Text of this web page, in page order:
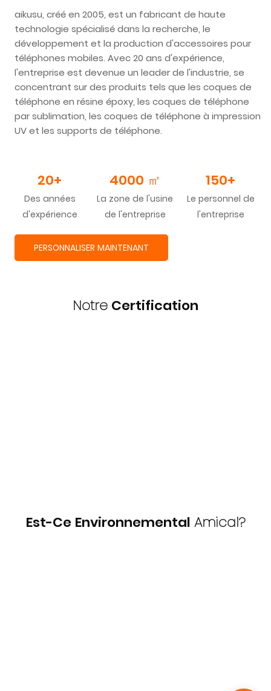
aikusu, créé en 2005, est un fabricant de haute
technologie spécialisé dans la recherche, le
développement et la production d'accessoires pour
téléphones mobiles. Avec 20 ans d'expérience,
l'entreprise est devenue un leader de l'industrie, se
concentrant sur des produits tels que les coques de
téléphone en résine époxy, les coques de téléphone
par sublimation, les coques de téléphone à impression
UV et les supports de téléphone.
20+
Des années
d'expérience
4000 ㎡
La zone de l'usine
de l'entreprise
150+
Le personnel de
l'entreprise
PERSONNALISER MAINTENANT
Notre Certification
Est-Ce Environnemental Amical?